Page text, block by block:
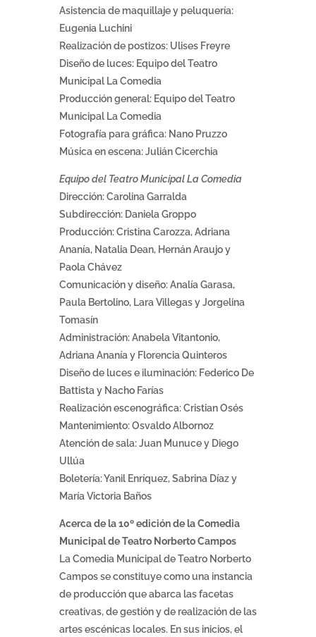
Asistencia de maquillaje y peluquería:
Eugenia Luchini
Realización de postizos: Ulises Freyre
Diseño de luces: Equipo del Teatro
Municipal La Comedia
Producción general: Equipo del Teatro
Municipal La Comedia
Fotografía para gráfica: Nano Pruzzo
Música en escena: Julián Cicerchia
Equipo del Teatro Municipal La Comedia
Dirección: Carolina Garralda
Subdirección: Daniela Groppo
Producción: Cristina Carozza, Adriana
Ananía, Natalia Dean, Hernán Araujo y
Paola Chávez
Comunicación y diseño: Analía Garasa,
Paula Bertolino, Lara Villegas y Jorgelina
Tomasín
Administración: Anabela Vitantonio,
Adriana Ananía y Florencia Quinteros
Diseño de luces e iluminación: Federico De
Battista y Nacho Farías
Realización escenográfica: Cristian Osés
Mantenimiento: Osvaldo Albornoz
Atención de sala: Juan Munuce y Diego
Ullúa
Boletería: Yanil Enríquez, Sabrina Díaz y
María Victoria Baños
Acerca de la 10º edición de la Comedia
Municipal de Teatro Norberto Campos
La Comedia Municipal de Teatro Norberto
Campos se constituye como una instancia
de producción que abarca las facetas
creativas, de gestión y de realización de las
artes escénicas locales. En sus inicios, el